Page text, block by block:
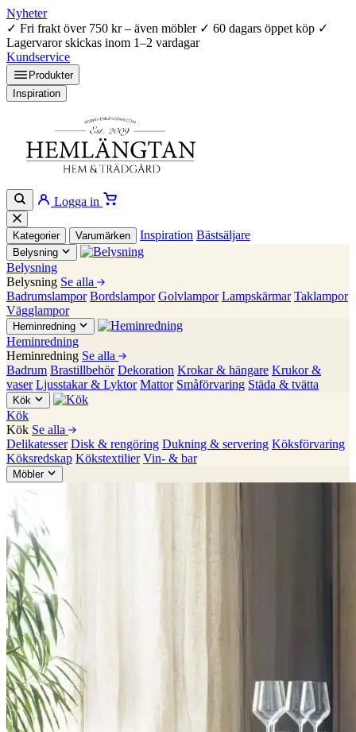
Nyheter
✓ Fri frakt över 750 kr – även möbler ✓ 60 dagars öppet köp ✓
Lagervaror skickas inom 1–2 vardagar
Kundservice
Produkter
Inspiration
Logga in
Kategorier Varumärken Inspiration Bästsäljare
Belysning
Belysning
Belysning Se alla
Badrumslampor Bordslampor Golvlampor Lampskärmar Taklampor
Vägglampor
Heminredning
Heminredning
Heminredning Se alla
Badrum Brastillbehör Dekoration Krokar & hängare Krukor &
vaser Ljusstakar & Lyktor Mattor Småförvaring Städa & tvätta
Kök
Kök
Kök Se alla
Delikatesser Disk & rengöring Dukning & servering Köksförvaring
Köksredskap Kökstextilier Vin- & bar
Möbler